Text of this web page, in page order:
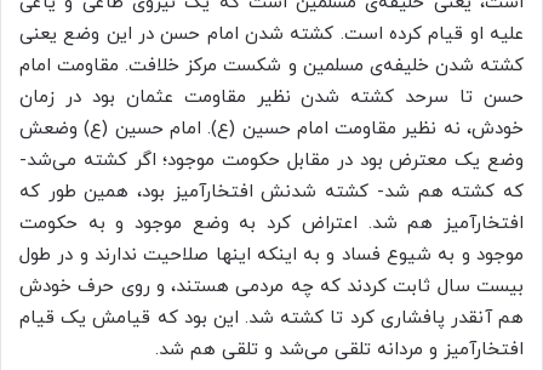
علیه او قیام کرده است. کشته شدن امام حسن در این وضع یعنی
کشته شدن خلیفه‌ی مسلمین و شکست مرکز خلافت. مقاومت امام
حسن تا سرحد کشته شدن نظیر مقاومت عثمان بود در زمان
خودش، نه نظیر مقاومت امام حسین (ع). امام حسین (ع)وضعش
وضع یک معترض بود در مقابل حکومت موجود؛ اگر کشته می‌شد-
که کشته هم شد- کشته شدنش افتخارآمیز بود، همین طور که
افتخارآمیز هم شد. اعتراض کرد به وضع موجود و به حکومت
موجود و به شیوع فساد و به اینکه اینها صلاحیت ندارند و در طول
بیست سال ثابت کردند که چه مردمی هستند، و روی حرف خودش
هم آنقدر پافشاری کرد تا کشته شد. این بود که قیامش یک قیام
افتخارآمیز و مردانه تلقی می‌شد و تلقی هم شد.